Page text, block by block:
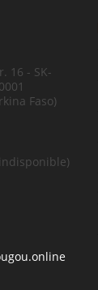
16 - SK-
Faso)